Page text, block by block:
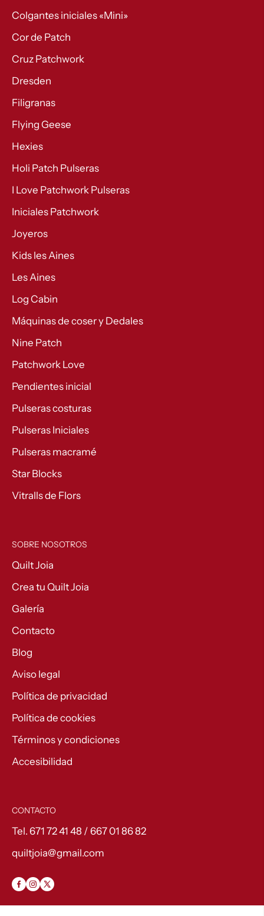
Colgantes iniciales «Mini»
Cor de Patch
Cruz Patchwork
Dresden
Filigranas
Flying Geese
Hexies
Holi Patch Pulseras
I Love Patchwork Pulseras
Iniciales Patchwork
Joyeros
Kids les Aines
Les Aines
Log Cabin
Máquinas de coser y Dedales
Nine Patch
Patchwork Love
Pendientes inicial
Pulseras costuras
Pulseras Iniciales
Pulseras macramé
Star Blocks
Vitralls de Flors
SOBRE NOSOTROS
Quilt Joia
Crea tu Quilt Joia
Galería
Contacto
Blog
Aviso legal
Política de privacidad
Política de cookies
Términos y condiciones
Accesibilidad
CONTACTO
Tel. 671 72 41 48 / 667 01 86 82
quiltjoia@gmail.com